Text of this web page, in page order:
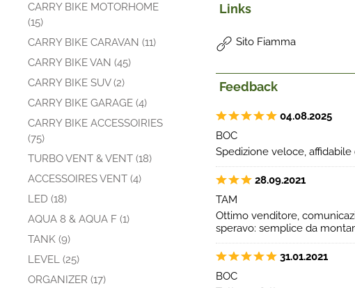
CARRY BIKE MOTORHOME
(15)
CARRY BIKE CARAVAN (11)
CARRY BIKE VAN (45)
CARRY BIKE SUV (2)
CARRY BIKE GARAGE (4)
CARRY BIKE ACCESSOIRIES
(75)
TURBO VENT & VENT (18)
ACCESSOIRES VENT (4)
LED (18)
AQUA 8 & AQUA F (1)
TANK (9)
LEVEL (25)
ORGANIZER (17)
Links
Sito Fiamma
Feedback
04.08.2025
BOC
Spedizione veloce,
28.09.2021
TAM
Ottimo venditore,
speravo: semplice da
31.01.2021
BOC